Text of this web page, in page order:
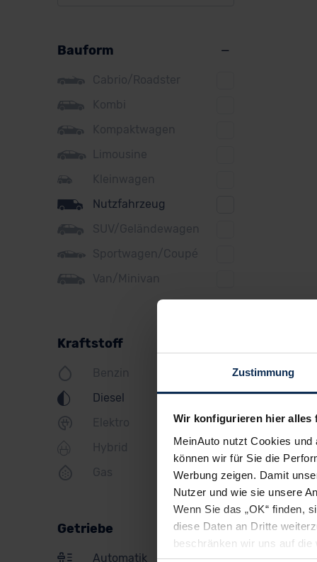
Zustimmung
Wir konfigurieren hier alles
MeinAuto nutzt Cookies
können wir für Sie die
Werbung zeigen. Damit
Nutzer und wie sie unsere
Wenn Sie das „OK“ finden,
diese Daten an Dritte
beschränken wir uns auf
Citroen
Cupra
DS
Dacia
Fiat
Ford
Honda
Lexus
MINI
Mazda
Mercedes
Mitsubishi
Peugeot
Bauform
Cabrio/Roadster
Kombi
Kompaktwagen
Limousine
Kleinwagen
Nutzfahrzeug
SUV/Geländewagen
Sportwagen/Coupé
Van/Minivan
Kraftstoff
Benzin
Diesel
Elektro
Hybrid
Gas
Getriebe
Automatik